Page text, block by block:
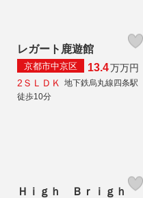
レガート鹿遊館
京都市中京区 13.4万万円
2ＳＬＤＫ
地下鉄烏丸線四条駅
徒歩10分
Ｈｉｇｈ Ｂｒｉｇｈ